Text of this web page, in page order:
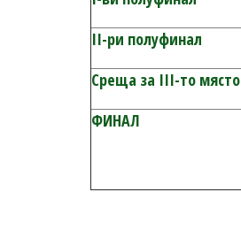
II-ри полуфинал
Среща за III-то място
ФИНАЛ